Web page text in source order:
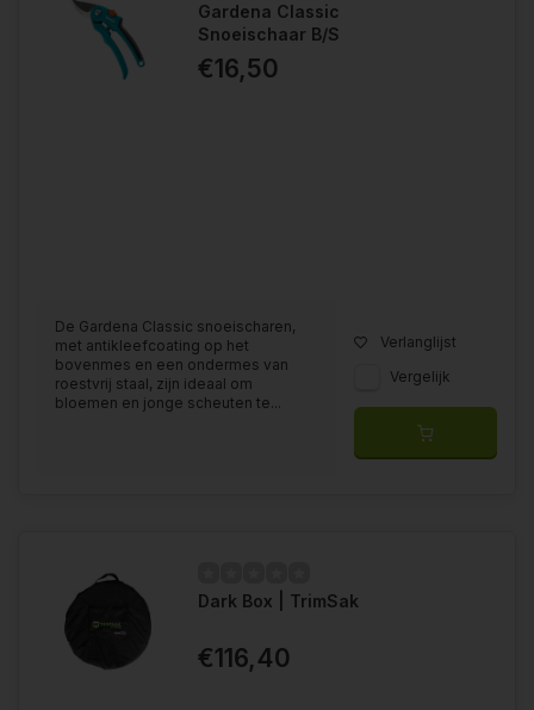
Gardena Classic
Snoeischaar B/S
€16,50
De Gardena Classic snoeischaren,
met antikleefcoating op het
bovenmes en een ondermes van
roestvrij staal, zijn ideaal om
bloemen en jonge scheuten te...
Verlanglijst
Vergelijk
Dark Box | TrimSak
€116,40